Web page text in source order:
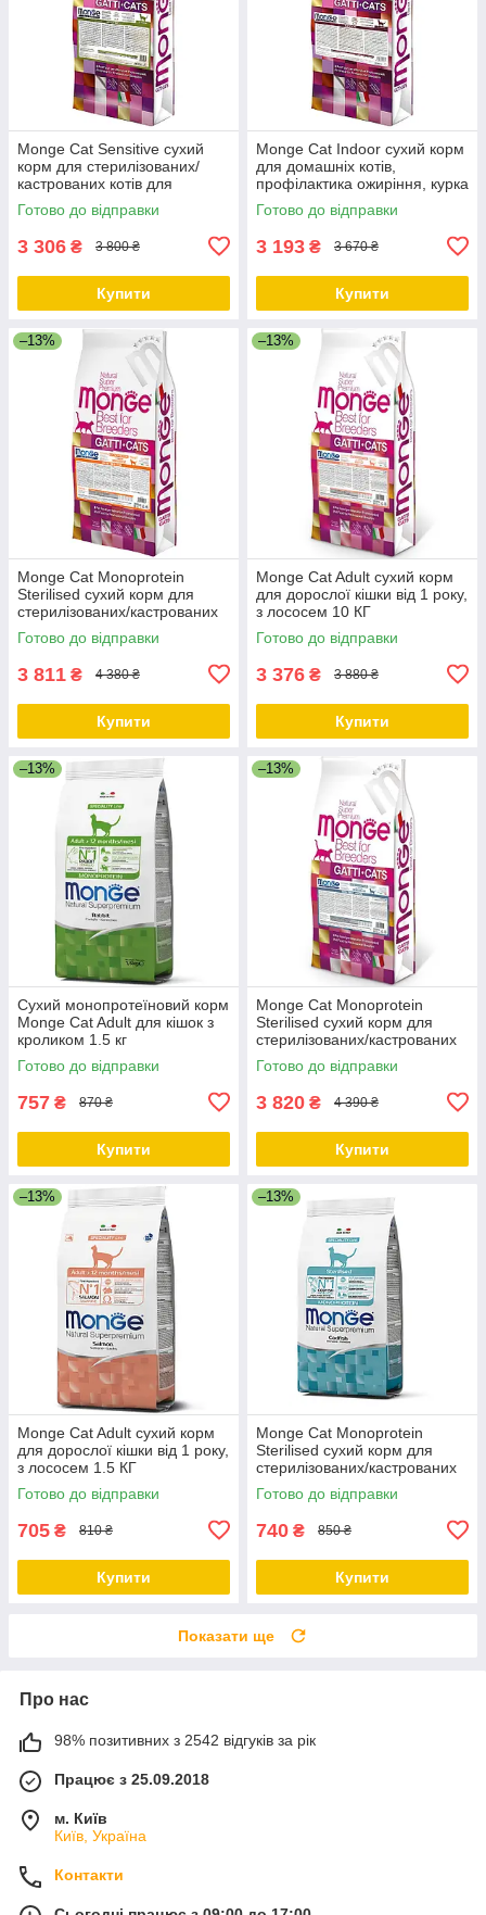
Monge Cat Sensitive сухий
корм для стерилізованих/
кастрованих котів для
травлення, курка 10 КГ
Готово до відправки
3 306 ₴ 3 800 ₴
Купити
Monge Cat Indoor сухий корм
для домашніх котів,
профілактика ожиріння, курка
10 КГ
Готово до відправки
3 193 ₴ 3 670 ₴
Купити
–13%
Monge Cat Monoprotein
Sterilised сухий корм для
стерилізованих/кастрованих
кішок з качкою 10 КГ
Готово до відправки
3 811 ₴ 4 380 ₴
Купити
–13%
Monge Cat Adult сухий корм
для дорослої кішки від 1 року,
з лососем 10 КГ
Готово до відправки
3 376 ₴ 3 880 ₴
Купити
–13%
Сухий монопротеїновий корм
Monge Cat Adult для кішок з
кроликом 1.5 кг
Готово до відправки
757 ₴ 870 ₴
Купити
–13%
Monge Cat Monoprotein
Sterilised сухий корм для
стерилізованих/кастрованих
котів із фореллю 10 КГ
Готово до відправки
3 820 ₴ 4 390 ₴
Купити
–13%
Monge Cat Adult сухий корм
для дорослої кішки від 1 року,
з лососем 1.5 КГ
Готово до відправки
705 ₴ 810 ₴
Купити
–13%
Monge Cat Monoprotein
Sterilised сухий корм для
стерилізованих/кастрованих
котів із тріскою 1,5 КГ
Готово до відправки
740 ₴ 850 ₴
Купити
Показати ще
Про нас
98% позитивних з 2542 відгуків за рік
Працює з 25.09.2018
м. Київ
Київ, Україна
Контакти